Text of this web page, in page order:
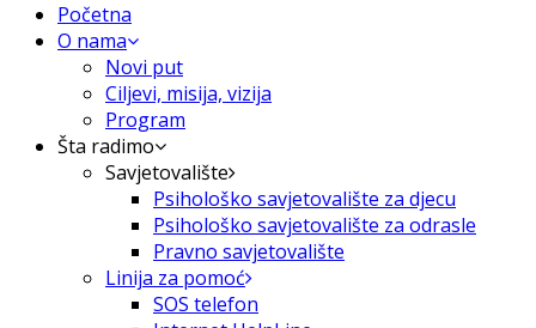
Početna
O nama
Novi put
Ciljevi, misija, vizija
Program
Šta radimo
Savjetovalište
Psihološko savjetovalište za djecu
Psihološko savjetovalište za odrasle
Pravno savjetovalište
Linija za pomoć
SOS telefon